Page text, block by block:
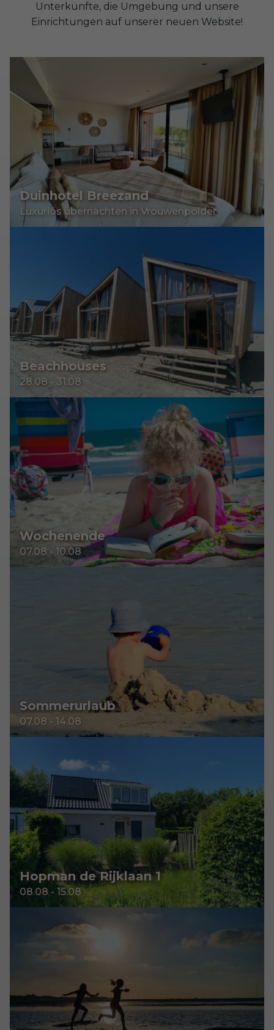
Unterkünfte, die Umgebung und unsere
Einrichtungen auf unserer neuen Website!
Duinhotel Breezand
Luxuriös übernachten in Vrouwenpolder
Beachhouses
28.08 - 31.08
Wochenende
07.08 - 10.08
Sommerurlaub
07.08 - 14.08
Hopman de Rijklaan 1
08.08 - 15.08